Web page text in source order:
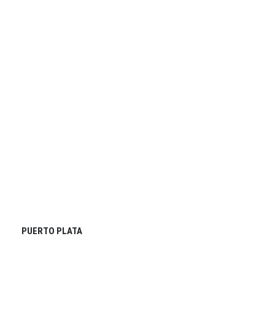
PUERTO PLATA